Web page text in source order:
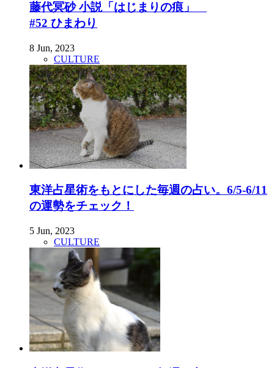
藤代冥砂 小説「はじまりの痕」
#52 ひまわり
8 Jun, 2023
CULTURE
東洋占星術をもとにした毎週の占い。6/5-6/11
の運勢をチェック！
5 Jun, 2023
CULTURE